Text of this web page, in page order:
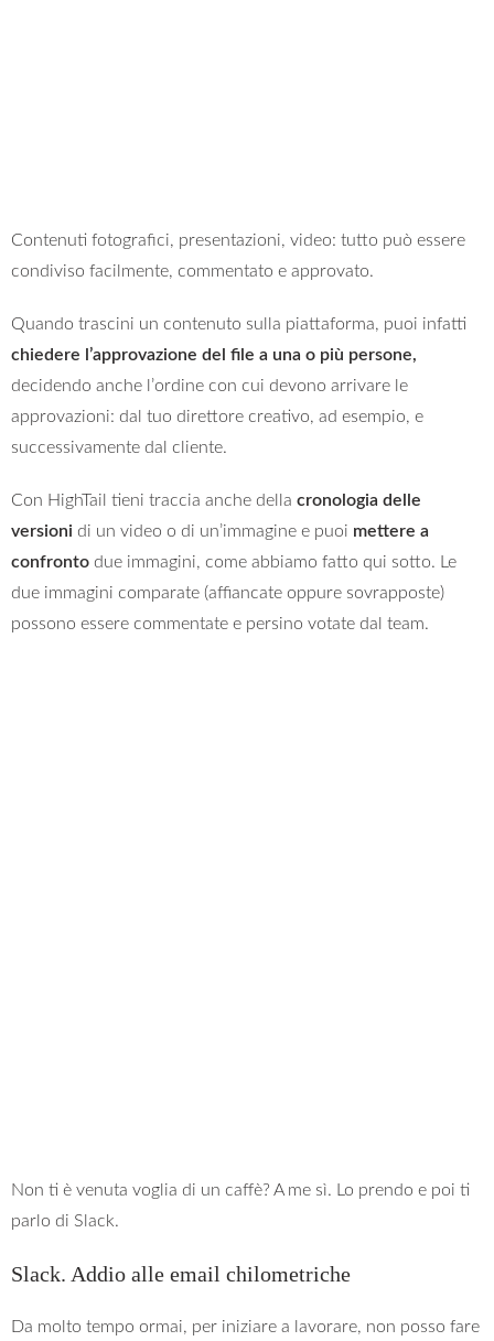
Contenuti fotografici, presentazioni, video: tutto può essere
condiviso facilmente, commentato e approvato.
Quando trascini un contenuto sulla piattaforma, puoi infatti
chiedere l’approvazione del file a una o più persone,
decidendo anche l’ordine con cui devono arrivare le
approvazioni: dal tuo direttore creativo, ad esempio, e
successivamente dal cliente.
Con HighTail tieni traccia anche della cronologia delle
versioni di un video o di un’immagine e puoi mettere a
confronto due immagini, come abbiamo fatto qui sotto. Le
due immagini comparate (affiancate oppure sovrapposte)
possono essere commentate e persino votate dal team.
Non ti è venuta voglia di un caffè? A me sì. Lo prendo e poi ti
parlo di Slack.
Slack. Addio alle email chilometriche
Da molto tempo ormai, per iniziare a lavorare, non posso fare